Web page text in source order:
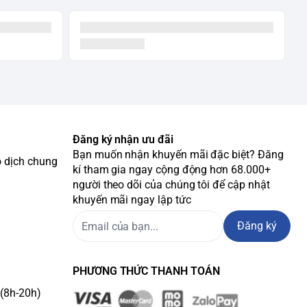
dịch chung
20h)
Đăng ký nhận ưu đãi
Bạn muốn nhận khuyến mãi đặc biệt? Đăng
kí tham gia ngay cộng động hơn 68.000+
người theo dõi của chúng tôi để cập nhật
khuyến mãi ngay lập tức
Đăng ký
PHƯƠNG THỨC THANH TOÁN